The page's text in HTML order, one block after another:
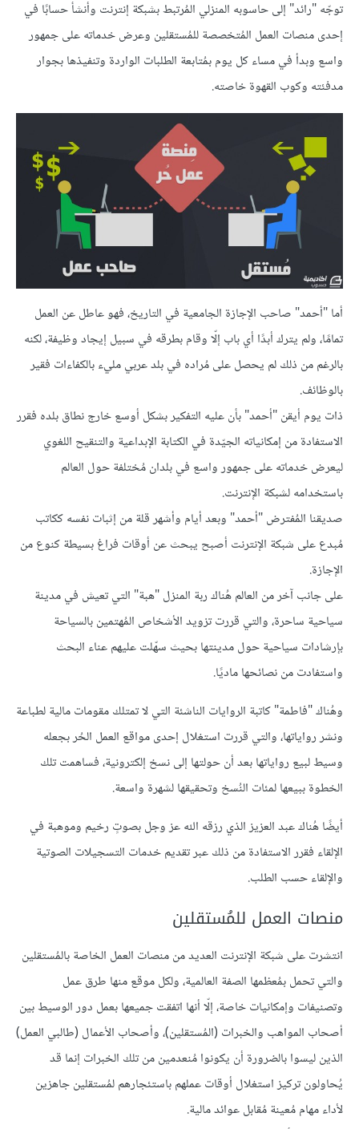
توجّه "رائد" إلى حاسوبه المنزلي المُرتبط بشبكة إنترنت وأنشأ حسابًا في
إحدى منصات العمل المُتخصصة للمُستقلين وعرض خدماته على جمهور
واسع وبدأ في مساء كل يوم بمُتابعة الطلبات الواردة وتنفيذها بجوار
مدفئته وكوب القهوة خاصته.
أما "أحمد" صاحب الإجازة الجامعية في التاريخ، فهو عاطل عن العمل
تمامًا، ولم يترك أبدًا أي باب إلّا وقام بطرقه في سبيل إيجاد وظيفة، لكنه
بالرغم من ذلك لم يحصل على مُراده في بلد عربي مليء بالكفاءات فقير
بالوظائف.
ذات يوم أيقن "أحمد" بأن عليه التفكير بشكل أوسع خارج نطاق بلده فقرر
الاستفادة من إمكانياته الجيّدة في الكتابة الإبداعية والتنقيح اللغوي
ليعرض خدماته على جمهور واسع في بلدان مُختلفة حول العالم
باستخدامه لشبكة الإنترنت.
صديقنا المُفترض "أحمد" وبعد أيام وأشهر قلة من إثبات نفسه ككاتب
مُبدع على شبكة الإنترنت أصبح يبحث عن أوقات فراغ بسيطة كنوع من
الإجازة.
على جانب آخر من العالم هُناك ربة المنزل "هبة" التي تعيش في مدينة
سياحية ساحرة، والتي قررت تزويد الأشخاص المُهتمين بالسياحة
بإرشادات سياحية حول مدينتها بحيث سهّلت عليهم عناء البحث
واستفادت من نصائحها ماديًا.
وهُناك "فاطمة" كاتبة الروايات الناشئة التي لا تمتلك مقومات مالية لطباعة
ونشر رواياتها، والتي قررت استغلال إحدى مواقع العمل الحُر بجعله
وسيط لبيع رواياتها بعد أن حولتها إلى نسخ إلكترونية، فساهمت تلك
الخطوة ببيعها لمئات النُسخ وتحقيقها لشهرة واسعة.
أيضًا هُناك عبد العزيز الذي رزقه الله عز وجل بصوتٍ رخيم وموهبة في
الإلقاء فقرر الاستفادة من ذلك عبر تقديم خدمات التسجيلات الصوتية
والإلقاء حسب الطلب.
منصات العمل للمُستقلين
انتشرت على شبكة الإنترنت العديد من منصات العمل الخاصة بالمُستقلين
والتي تحمل بمُعظمها الصفة العالمية، ولكل موقع منها طرق عمل
وتصنيفات وإمكانيات خاصة، إلّا أنها اتفقت جميعها بعمل دور الوسيط بين
أصحاب المواهب والخبرات (المُستقلين)، وأصحاب الأعمال (طالبي العمل)
الذين ليسوا بالضرورة أن يكونوا مُنعدمين من تلك الخبرات إنما قد
يُحاولون تركيز استغلال أوقات عملهم باستئجارهم لمُستقلين جاهزين
لأداء مهام مُعينة مُقابل عوائد مالية.